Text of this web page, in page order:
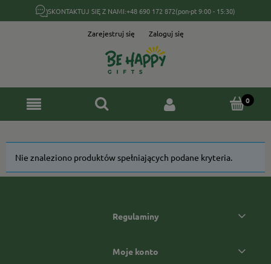
SKONTAKTUJ SIĘ Z NAMI:+48 690 172 872(pon-pt 9:00 - 15:30)
Zarejestruj się Zaloguj się
Nie znaleziono produktów spełniających podane kryteria.
Regulaminy
Moje konto